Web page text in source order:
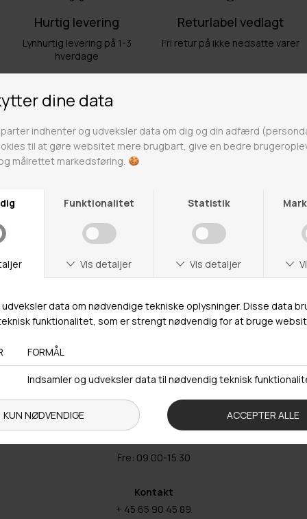
Hurtig levering
Lynhurtig levering på 1-3
hverdage
Returlabel vedlagt
Fri retur på ikke nedsatte varer
Fri fragt over 499kr
Gratis til GLS & DAO pakkeshop
Click & Collect
Alle hverdage på lager i
Webshop lager
Åbningstider
Man-Ons: 09.00-15.30
Fre: 09.00-15.30
Kontakt
+ 45 65 90 45 89